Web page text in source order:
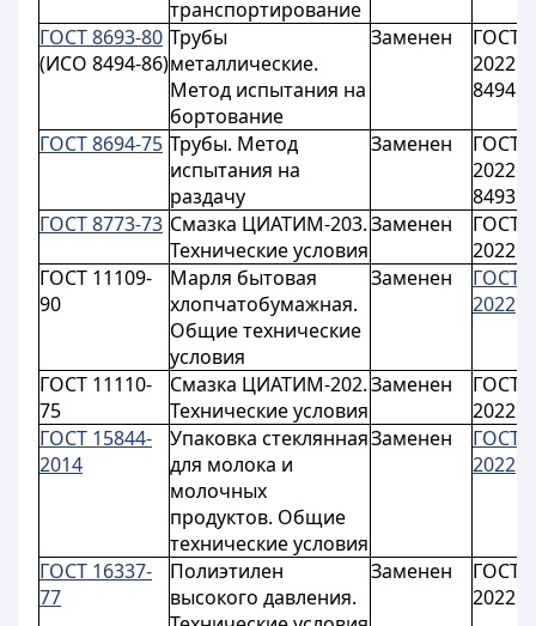
транспортирование
ГОСТ 8693-80
(ИСО 8494-86)
Трубы
металлические.
Метод испытания на
бортование
Заменен
ГОСТ
2022
ГОСТ 8694-75 Трубы. Метод
испытания на
раздачу
Заменен
ГОСТ
2022
ГОСТ 8773-73 Смазка ЦИАТИМ-203.
Технические условия
Заменен
ГОСТ
2022
ГОСТ 11109-
90
Марля бытовая
хлопчатобумажная.
Общие технические
условия
Заменен
ГОСТ
2022
ГОСТ 11110-
75
Смазка ЦИАТИМ-202.
Технические условия
Заменен
ГОСТ
2022
ГОСТ 15844-
2014
Упаковка стеклянная
для молока и
молочных
продуктов. Общие
технические условия
Заменен
ГОСТ
2022
ГОСТ 16337-
77
Полиэтилен
высокого давления.
Заменен
ГОСТ
2022